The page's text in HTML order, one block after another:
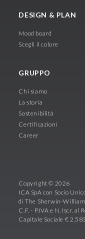
DESIGN & PLAN
Mood board
Scegli il colore
GRUPPO
Chi siamo
La storia
Sostenibilità
Certificazioni
Career
Copyright © 2026
ICA SpA con Socio
di The Sherwin-
C.F. - P.IVA e N. Iscr.
Capitale Sociale €